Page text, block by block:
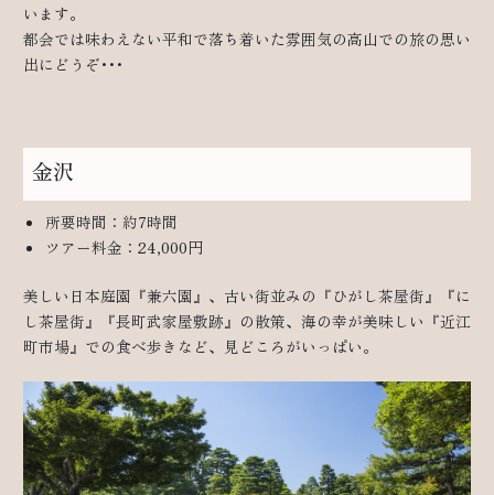
います。
都会では味わえない平和で落ち着いた雰囲気の高山での旅の思い
出にどうぞ･･･
金沢
所要時間：約7時間
ツアー料金：24,000円
美しい日本庭園『兼六園』、古い街並みの『ひがし茶屋街』『に
し茶屋街』『長町武家屋敷跡』の散策、海の幸が美味しい『近江
町市場』での食べ歩きなど、見どころがいっぱい。